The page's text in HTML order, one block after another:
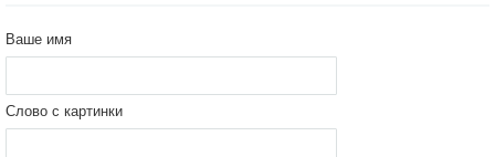
Ваше имя
Слово с картинки